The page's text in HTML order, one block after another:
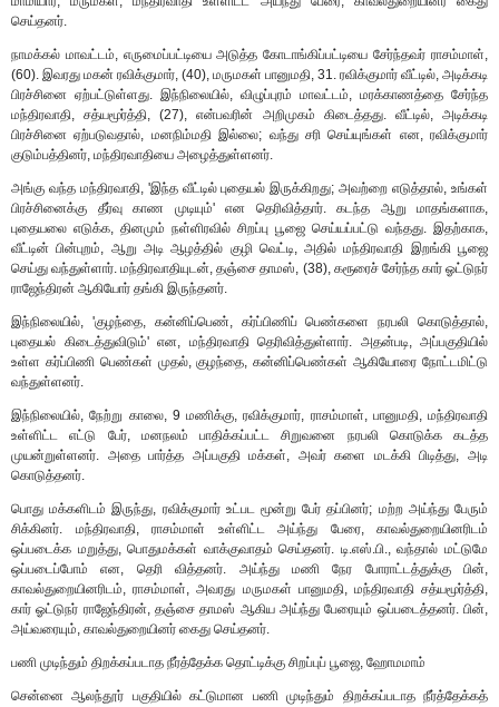
செய்தனர்.
நாமக்கல் மாவட்டம், எருமைப்பட்டியை அடுத்த கோடாங்கிப்பட்டியை சேர்ந்தவர் ராசம்மாள்,
(60). இவரது மகன் ரவிக்குமார், (40), மருமகள் பானுமதி, 31. ரவிக்குமார் வீட்டில், அடிக்கடி
பிரச்சினை ஏற்பட்டுள்ளது. இந்நிலையில், விழுப்புரம் மாவட்டம், மரக்காணத்தை சேர்ந்த
மந்திரவாதி, சத்யமூர்த்தி, (27), என்பவரின் அறிமுகம் கிடைத்தது. வீட்டில், அடிக்கடி
பிரச்சினை ஏற்படுவதால், மனநிம்மதி இல்லை; வந்து சரி செய்யுங்கள் என, ரவிக்குமார்
குடும்பத்தினர், மந்திரவாதியை அழைத்துள்ளனர்.
அங்கு வந்த மந்திரவாதி, 'இந்த வீட்டில் புதையல் இருக்கிறது; அவற்றை எடுத்தால், உங்கள்
பிரச்சினைக்கு தீர்வு காண முடியும்' என தெரிவித்தார். கடந்த ஆறு மாதங்களாக,
புதையலை எடுக்க, தினமும் நள்ளிரவில் சிறப்பு பூஜை செய்யப்பட்டு வந்தது. இதற்காக,
வீட்டின் பின்புறம், ஆறு அடி ஆழத்தில் குழி வெட்டி, அதில் மந்திரவாதி இறங்கி பூஜை
செய்து வந்துள்ளார். மந்திரவாதியுடன், தஞ்சை தாமஸ், (38), கரூரைச் சேர்ந்த கார் ஓட்டுநர்
ராஜேந்திரன் ஆகியோர் தங்கி இருந்தனர்.
இந்நிலையில், 'குழந்தை, கன்னிப்பெண், கர்ப்பிணிப் பெண்களை நரபலி கொடுத்தால்,
புதையல் கிடைத்துவிடும்' என, மந்திரவாதி தெரிவித்துள்ளார். அதன்படி, அப்பகுதியில்
உள்ள கர்ப்பிணி பெண்கள் முதல், குழந்தை, கன்னிப்பெண்கள் ஆகியோரை நோட்டமிட்டு
வந்துள்ளனர்.
இந்நிலையில், நேற்று காலை, 9 மணிக்கு, ரவிக்குமார், ராசம்மாள், பானுமதி, மந்திரவாதி
உள்ளிட்ட எட்டு பேர், மனநலம் பாதிக்கப்பட்ட சிறுவனை நரபலி கொடுக்க கடத்த
முயன்றுள்ளனர். அதை பார்த்த அப்பகுதி மக்கள், அவர் களை மடக்கி பிடித்து, அடி
கொடுத்தனர்.
பொது மக்களிடம் இருந்து, ரவிக்குமார் உட்பட மூன்று பேர் தப்பினர்; மற்ற அய்ந்து பேரும்
சிக்கினர். மந்திரவாதி, ராசம்மாள் உள்ளிட்ட அய்ந்து பேரை, காவல்துறையினரிடம்
ஒப்படைக்க மறுத்து, பொதுமக்கள் வாக்குவாதம் செய்தனர். டி.எஸ்.பி., வந்தால் மட்டுமே
ஒப்படைப்போம் என, தெரி வித்தனர். அய்ந்து மணி நேர போராட்டத்துக்கு பின்,
காவல்துறையினரிடம், ராசம்மாள், அவரது மருமகள் பானுமதி, மந்திரவாதி சத்யமூர்த்தி,
கார் ஓட்டுநர் ராஜேந்திரன், தஞ்சை தாமஸ் ஆகிய அய்ந்து பேரையும் ஒப்படைத்தனர். பின்,
அய்வரையும், காவல்துறையினர் கைது செய்தனர்.
பணி முடிந்தும் திறக்கப்படாத நீர்த்தேக்க தொட்டிக்கு சிறப்புப் பூஜை, ஹோமமாம்
சென்னை ஆலந்தூர் பகுதியில் கட்டுமான பணி முடிந்தும் திறக்கப்படாத நீர்த்தேக்கத்